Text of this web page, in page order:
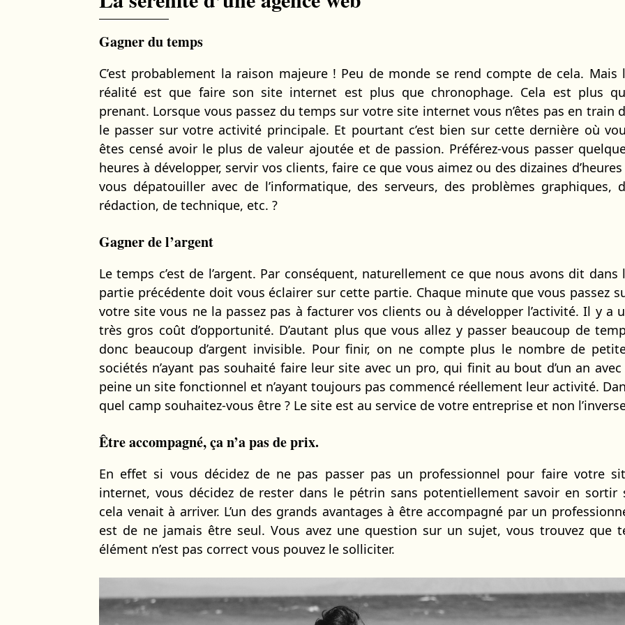
Gagner du temps
C’est probablement la raison majeure ! Peu de monde se rend compte de cela. Mais
réalité est que faire son site internet est plus que chronophage. Cela est plus
prenant. Lorsque vous passez du temps sur votre site internet vous n’êtes pas en train
le passer sur votre activité principale. Et pourtant c’est bien sur cette dernière où
êtes censé avoir le plus de valeur ajoutée et de passion. Préférez-vous passer
heures à développer, servir vos clients, faire ce que vous aimez ou des dizaines d’heures
vous dépatouiller avec de l’informatique, des serveurs, des problèmes graphiques,
rédaction, de technique, etc. ?
Gagner de l’argent
Le temps c’est de l’argent. Par conséquent, naturellement ce que nous avons dit dans
partie précédente doit vous éclairer sur cette partie. Chaque minute que vous passez
votre site vous ne la passez pas à facturer vos clients ou à développer l’activité. Il y a
très gros coût d’opportunité. D’autant plus que vous allez y passer beaucoup de
donc beaucoup d’argent invisible. Pour finir, on ne compte plus le nombre de
sociétés n’ayant pas souhaité faire leur site avec un pro, qui finit au bout d’un an avec
peine un site fonctionnel et n’ayant toujours pas commencé réellement leur activité.
quel camp souhaitez-vous être ? Le site est au service de votre entreprise et non
Être accompagné, ça n’a pas de prix.
En effet si vous décidez de ne pas passer pas un professionnel pour faire votre
internet, vous décidez de rester dans le pétrin sans potentiellement savoir en sortir
cela venait à arriver. L’un des grands avantages à être accompagné par un
est de ne jamais être seul. Vous avez une question sur un sujet, vous trouvez que
élément n’est pas correct vous pouvez le solliciter.